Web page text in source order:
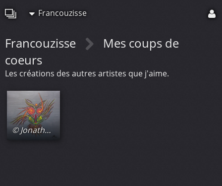
Francouzisse
Francouzisse
Mes coups de
coeurs
Les créations des autres artistes que j'aime.
© Jonathan-Pradillon